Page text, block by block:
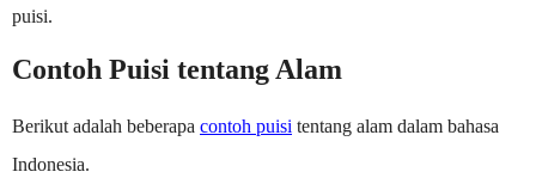
puisi.
Contoh Puisi tentang Alam
Berikut adalah beberapa contoh puisi tentang alam dalam bahasa
Indonesia.